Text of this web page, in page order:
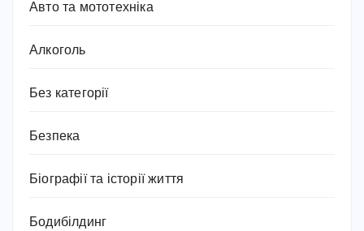
Авто та мототехніка
Алкоголь
Без категорії
Безпека
Біографії та історії життя
Бодибілдинг